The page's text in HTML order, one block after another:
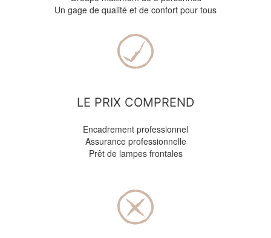
Un gage de qualité et de confort pour tous
LE PRIX COMPREND
Encadrement professionnel
Assurance professionnelle
Prêt de lampes frontales